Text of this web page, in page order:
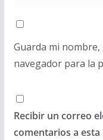
Guarda mi
navegador para la
Recibir un correo
comentarios a